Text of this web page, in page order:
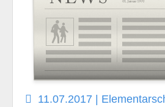
11.07.2017 |